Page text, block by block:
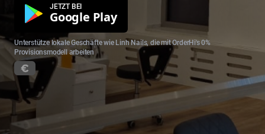
JETZT BEI
Google Play
Unterstütze lokale Geschäfte wie Linh Nails, die mit OrderHi's 0%
Provisionsmodell arbeiten